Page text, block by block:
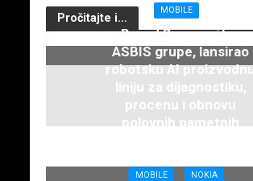
Pročitajte i...
MOBILE
Brend Breezy, član
ASBIS grupe, lansirao
robotsku AI
liniju za dijagnostiku,
procenu i obnovu
polovnih pametnih
MOBILE NOKIA